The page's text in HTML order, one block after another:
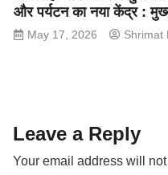
और पर्यटन का नया केंद्र :
May 17, 2026 Shrimat
Leave a Reply
Your email address will